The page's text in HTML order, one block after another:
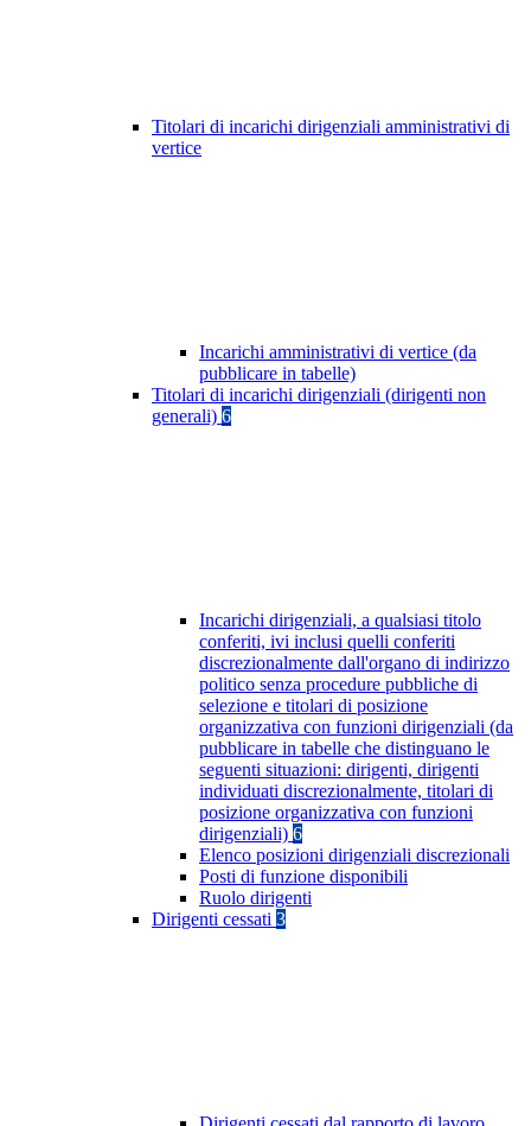
Titolari di incarichi dirigenziali amministrativi di
vertice
Incarichi amministrativi di vertice (da
pubblicare in tabelle)
Titolari di incarichi dirigenziali (dirigenti non
generali) 6
Incarichi dirigenziali, a qualsiasi titolo
conferiti, ivi inclusi quelli conferiti
discrezionalmente dall'organo di indirizzo
politico senza procedure pubbliche di
selezione e titolari di posizione
organizzativa con funzioni dirigenziali (da
pubblicare in tabelle che distinguano le
seguenti situazioni: dirigenti, dirigenti
individuati discrezionalmente, titolari di
posizione organizzativa con funzioni
dirigenziali) 6
Elenco posizioni dirigenziali discrezionali
Posti di funzione disponibili
Ruolo dirigenti
Dirigenti cessati 3